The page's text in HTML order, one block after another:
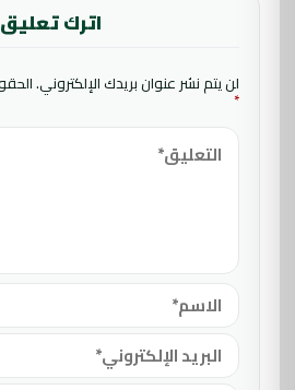
اترك تعليق
لن يتم نشر عنوان بريدك الإلكتروني.
*